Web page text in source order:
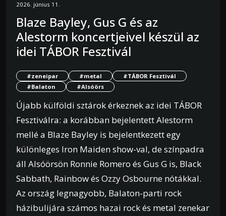
2026. június 11.
Blaze Bayley, Gus G és az
Alestorm koncertjeivel készül az
idei TÁBOR Fesztivál
#zeneipar #metal
#TÁBOR Fesztivál
#Balaton
#Alsóörs
Újabb külföldi sztárok érkeznek az idei TÁBOR
Fesztiválra: a korábban bejelentett Alestorm
mellé a Blaze Bayley is bejelentkezett egy
különleges Iron Maiden show-val, de színpadra
áll Alsóörsön Ronnie Romero és Gus G is, Black
Sabbath, Rainbow és Ozzy Osbourne nótákkal.
Az ország legnagyobb, Balaton-parti rock
házibulijára számos hazai rock és metal zenekar